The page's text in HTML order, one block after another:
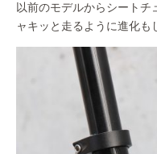
以前のモデルからシート
ャキッと走るように進化も